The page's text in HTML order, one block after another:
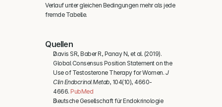
Verlauf unter gleichen Bedingungen mehr als jede
fremde Tabelle.
Quellen
Davis SR, Baber R, Panay N, et al. (2019).
Global Consensus Position Statement on the
Use of Testosterone Therapy for Women. J
Clin Endocrinol Metab, 104(10), 4660-
4666. PubMed
Deutsche Gesellschaft für Endokrinologie